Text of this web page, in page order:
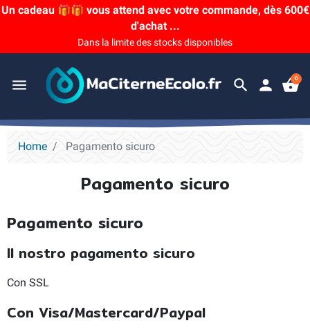
Un cadeau 🎁🎁 vous attend avec votre commande, dès 600€
d'achat ...
Dans la limite des stocks disponibles
menu search person shopping_basket
0
Home Pagamento sicuro
Pagamento sicuro
Pagamento sicuro
Il nostro pagamento sicuro
Con SSL
Con Visa/Mastercard/Paypal